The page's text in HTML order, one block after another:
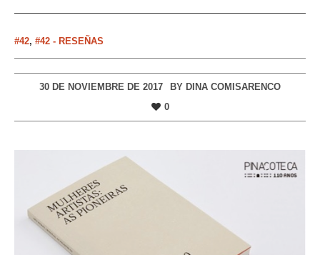
#42, #42 - RESEÑAS
30 DE NOVIEMBRE DE 2017 BY DINA COMISARENCO
0